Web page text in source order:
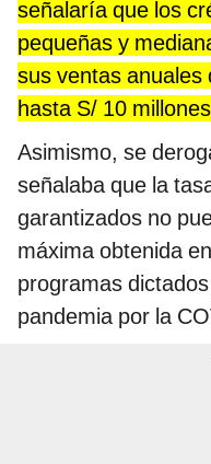
señalaría que los
pequeñas y
sus ventas anuales
hasta S/ 10
Asimismo, se
señalaba que la
garantizados no
máxima obtenida
programas
pandemia por la